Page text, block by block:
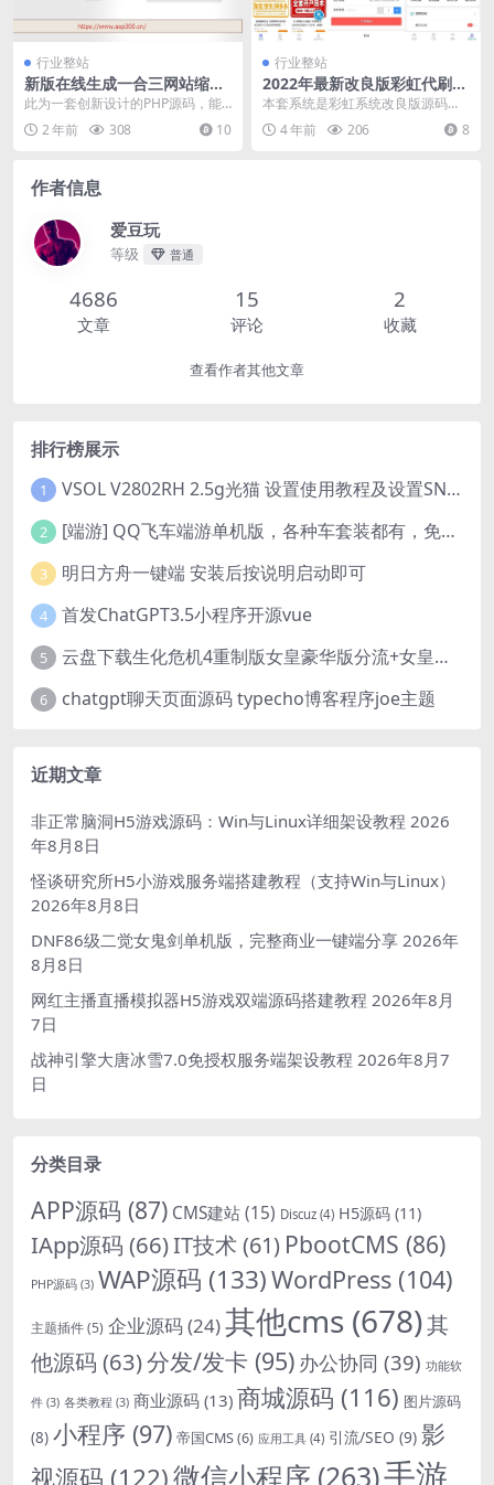
行业整站
新版在线生成一合三网站缩微
图工具PHP源码
此为一套创新设计的PHP源码，能
够实现线上网站三合一功能，即手
机、电脑、平板的网...
2 年前 308 10
行业整站
2022年最新改良版彩虹代刷知
识付费模板系统
本套系统是彩虹系统改良版源码附
带N种模板 此模板外面售价599 &n
b... 4 年前 206 8
作者信息
爱豆玩
等级 普通
4686
文章
15
评论
2
收藏
查看作者其他文章
排行榜展示
1 VSOL V2802RH 2.5g光猫 设置使用教程及设置SN教程-附带稳定固件使用手册等
2 [端游] QQ飞车端游单机版，各种车套装都有，免虚拟机
3 明日方舟一键端 安装后按说明启动即可
4 首发ChatGPT3.5小程序开源vue
5 云盘下载生化危机4重制版女皇豪华版分流+女皇学习补丁+修改器 解压即玩【阿里云盘】
6 chatgpt聊天页面源码 typecho博客程序joe主题
近期文章
非正常脑洞H5游戏源码：Win与Linux详细架设教程 2026
年8月8日
怪谈研究所H5小游戏服务端搭建教程（支持Win与Linux）
2026年8月8日
DNF86级二觉女鬼剑单机版，完整商业一键端分享 2026年
8月8日
网红主播直播模拟器H5游戏双端源码搭建教程 2026年8月
7日
战神引擎大唐冰雪7.0免授权服务端架设教程 2026年8月7
日
分类目录
APP源码 (87) CMS建站 (15) Discuz (4) H5源码 (11)
IApp源码 (66)IT技术(61) PbootCMS (86)
PHP源码 (3) WAP源码 (133)WordPress (104)
主题插件(5) 企业源码(24)其他cms (678)其
他源码 (63)分发/发卡 (95) 办公协同 (39) 功能软
件 (3) 各类教程 (3) 商业源码 (13) 商城源码 (116) 图片源码
(8) 小程序 (97) 帝国CMS(6) 应用工具 (4) 引流/SEO (9) 影
视源码 (122)微信小程序 (263)手游